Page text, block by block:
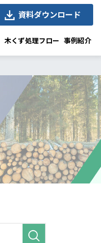
木くず処理フロー 事例紹介
資料ダウンロード